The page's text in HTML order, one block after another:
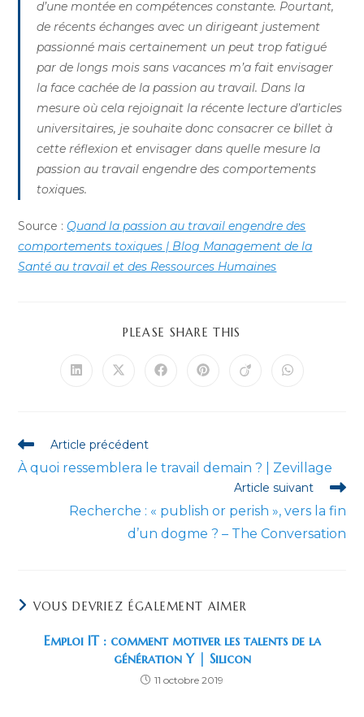
d’une montée en compétences constante. Pourtant,
de récents échanges avec un dirigeant justement
passionné mais certainement un peut trop fatigué
par de longs mois sans vacances m’a fait envisager
la face cachée de la passion au travail. Dans la
mesure où cela rejoignait la récente lecture d’articles
universitaires, je souhaite donc consacrer ce billet à
cette réflexion et envisager dans quelle mesure la
passion au travail engendre des comportements
toxiques.
Source : Quand la passion au travail engendre des
comportements toxiques | Blog Management de la
Santé au travail et des Ressources Humaines
PLEASE SHARE THIS
Ouvrir
Ouvrir Ouvrir Ouvrir Ouvrir Ouvrir
Read
more
articles
Article précédent
À quoi ressemblera le travail demain ? | Zevillage
Article suivant
Recherche : « publish or perish », vers la fin
d’un dogme ? – The Conversation
VOUS DEVRIEZ ÉGALEMENT AIMER
Emploi IT : comment motiver les talents de la
génération Y | Silicon
11 octobre 2019